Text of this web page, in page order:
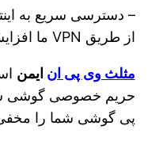
– دسترسی سریع به
از طریق VPN ما افزایش می دهد.
مثلث وی پی ان ایمن
حریم خصوصی گوشی
پی گوشی شما را